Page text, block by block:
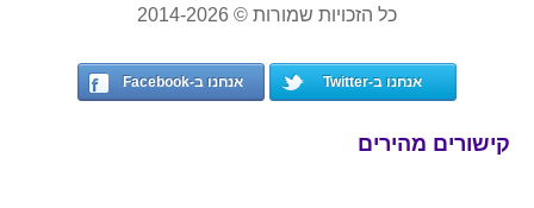
כל הזכויות שמורות © 2014-2026
אנחנו ב-Twitter אנחנו ב-Facebook
קישורים מהירים